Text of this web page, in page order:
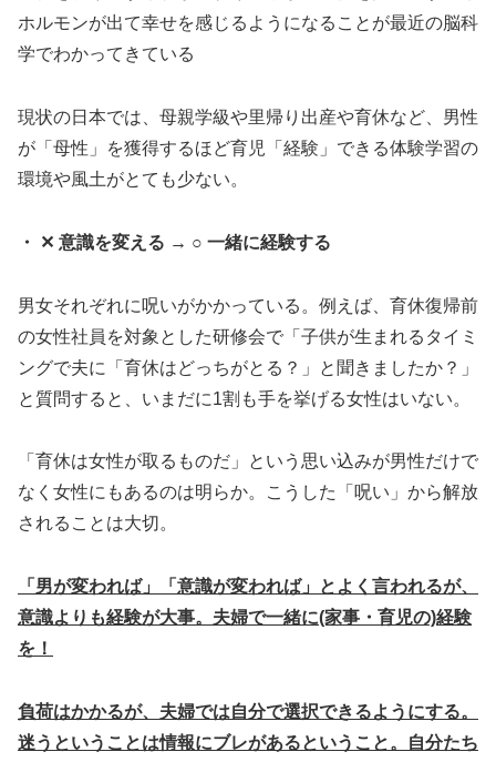
ホルモンが出て幸せを感じるようになることが最近の脳科
学でわかってきている
現状の日本では、母親学級や里帰り出産や育休など、男性
が「母性」を獲得するほど育児「経験」できる体験学習の
環境や風土がとても少ない。
・ ✕ 意識を変える → ○ 一緒に経験する
男女それぞれに呪いがかかっている。例えば、育休復帰前
の女性社員を対象とした研修会で「子供が生まれるタイミ
ングで夫に「育休はどっちがとる？」と聞きましたか？」
と質問すると、いまだに1割も手を挙げる女性はいない。
「育休は女性が取るものだ」という思い込みが男性だけで
なく女性にもあるのは明らか。こうした「呪い」から解放
されることは大切。
「男が変われば」「意識が変われば」とよく言われるが、
意識よりも経験が大事。夫婦で一緒に(家事・育児の)経験
を！
負荷はかかるが、夫婦では自分で選択できるようにする。
迷うということは情報にブレがあるということ。自分たち